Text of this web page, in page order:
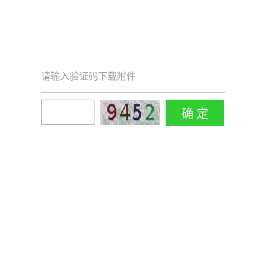
请输入验证码下载附件